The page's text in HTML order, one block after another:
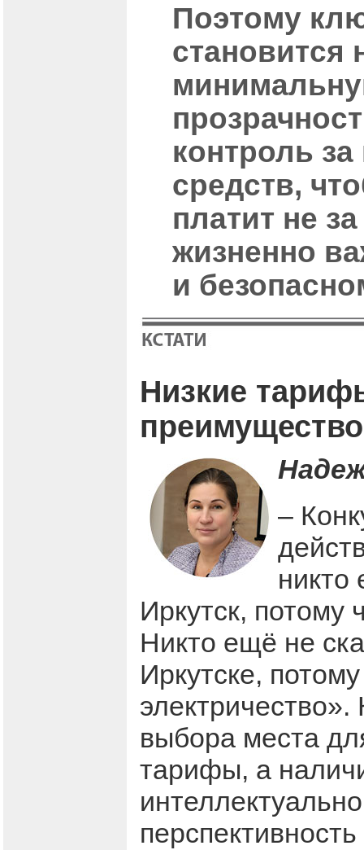
Поэтому
становится
контроль
средств,
платит не
жизненно
и
Низкие
–
никто
Иркутск, потому
Никто ещё не
Иркутске,
выбора места
тарифы, а